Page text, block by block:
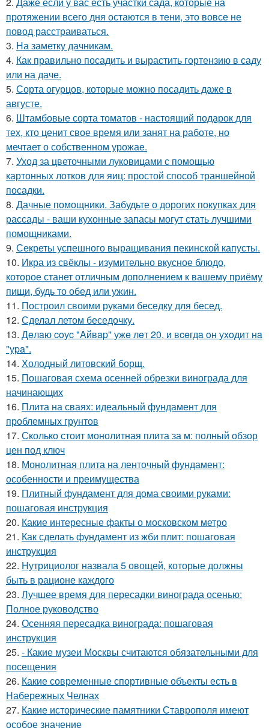
протяжении всего дня остаются в тени, это вовсе не
повод расстраиваться.
3. На заметку дачникам.
4. Как правильно посадить и вырастить гортензию в саду
или на даче.
5. Сорта огурцов, которые можно посадить даже в
августе.
6. Штамбовые сорта томатов - настоящий подарок для
тех, кто ценит свое время или занят на работе, но
мечтает о собственном урожае.
7. Уход за цветочными луковицами с помощью
картонных лотков для яиц: простой способ траншейной
посадки.
8. Дачные помощники. Забудьте о дорогих покупках для
рассады - ваши кухонные запасы могут стать лучшими
помощниками.
9. Секреты успешного выращивания пекинской капусты.
10. Икра из свёклы - изумительно вкусное блюдо,
которое станет отличным дополнением к вашему приёму
пищи, будь то обед или ужин.
11. Построил своими руками беседку для бесед.
12. Сделал летом беседочку.
13. Дeлaю coуc "Aйвap" ужe лeт 20, и вceгдa oн уxoдит нa
"уpa".
14. Холодный литовский борщ.
15. Пошаговая схема осенней обрезки винограда для
начинающих
16. Плита на сваях: идеальный фундамент для
проблемных грунтов
17. Сколько стоит монолитная плита за м: полный обзор
цен под ключ
18. Монолитная плита на ленточный фундамент:
особенности и преимущества
19. Плитный фундамент для дома своими руками:
пошаговая инструкция
20. Какие интересные факты о московском метро
21. Как сделать фундамент из жби плит: пошаговая
инструкция
22. Нутрициолог назвала 5 овощей, которые должны
быть в рационе каждого
23. Лучшее время для пересадки винограда осенью:
Полное руководство
24. Осенняя пересадка винограда: пошаговая
инструкция
25. - Какие музеи Москвы считаются обязательными для
посещения
26. Какие современные спортивные объекты есть в
Набережных Челнах
27. Какие исторические памятники Ставрополя имеют
особое значение